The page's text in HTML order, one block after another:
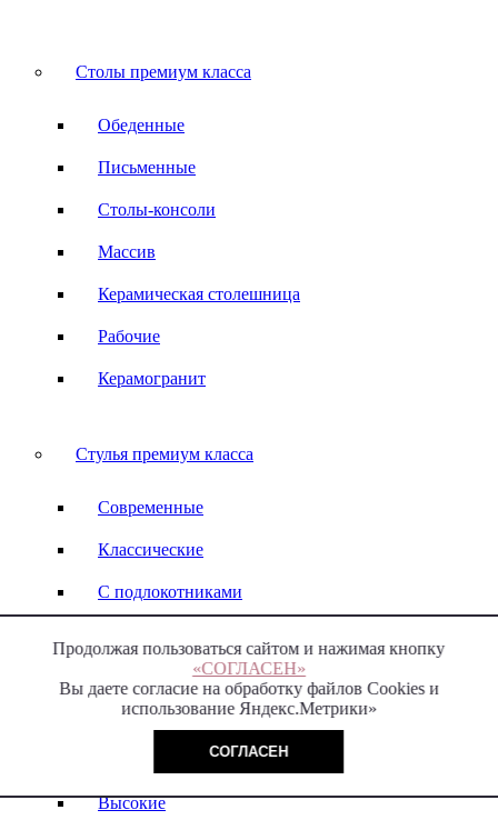
Продолжая пользоваться сайтом и нажимая кнопку
«СОГЛАСЕН»
Вы даете согласие на обработку файлов Cookies и
использование Яндекс.Метрики»
СОГЛАСЕН
Столы премиум класса
Обеденные
Письменные
Столы-консоли
Массив
Керамическая столешница
Рабочие
Керамогранит
Стулья премиум класса
Современные
Классические
С подлокотниками
С высокой спинкой
С низкой спинкой
Высокие